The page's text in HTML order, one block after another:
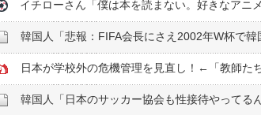
イチローさん「僕は本を読まない。好きなアニ
日本が学校外の危機管理を見直し！←「教師た
韓国人「日本のサッカー協会も性接待やってる